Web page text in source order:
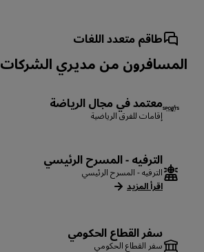
طاقم متعدد اللغات
المسافرون من مديري الشركات
معتمد في مجال الرياضة
إقامات للفرق الرياضية
الترفيه - المسرح الرئيسي
الترفيه - المسرح الرئيسي
اقرأ المزيد
سفر القطاع الحكومي
سفر القطاع الحكومي